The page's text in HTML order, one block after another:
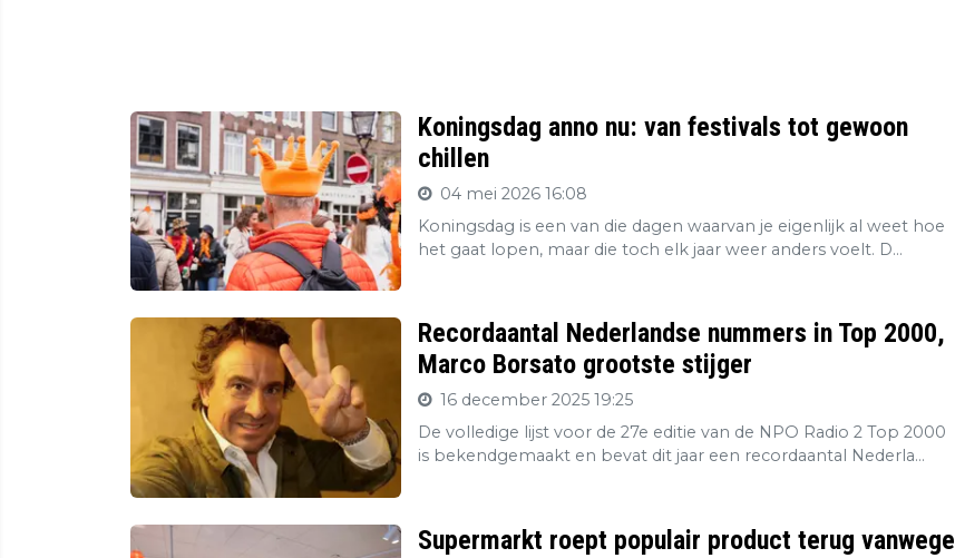
Koningsdag anno nu: van festivals tot gewoon
chillen
04 mei 2026 16:08
Koningsdag is een van die dagen waarvan je eigenlijk al weet hoe
het gaat lopen, maar die toch elk jaar weer anders voelt. D...
Recordaantal Nederlandse nummers in Top 2000,
Marco Borsato grootste stijger
16 december 2025 19:25
De volledige lijst voor de 27e editie van de NPO Radio 2 Top 2000
is bekendgemaakt en bevat dit jaar een recordaantal Nederla...
Supermarkt roept populair product terug vanwege